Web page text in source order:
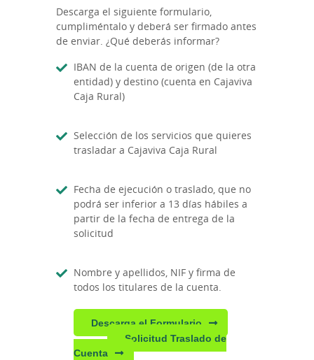
Descarga el siguiente formulario,
cumpliméntalo y deberá ser firmado antes
de enviar. ¿Qué deberás informar?
IBAN de la cuenta de origen (de la otra
entidad) y destino (cuenta en Cajaviva
Caja Rural)
Selección de los servicios que quieres
trasladar a Cajaviva Caja Rural
Fecha de ejecución o traslado, que no
podrá ser inferior a 13 días hábiles a
partir de la fecha de entrega de la
solicitud
Nombre y apellidos, NIF y firma de
todos los titulares de la cuenta.
Descarga el Formulario
Solicitud Traslado de
Cuenta